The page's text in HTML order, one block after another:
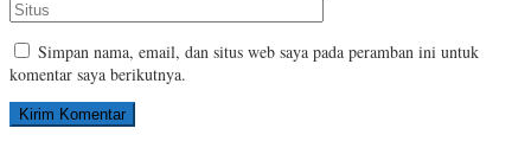
Simpan nama, email, dan situs web saya pada peramban ini untuk
komentar saya berikutnya.